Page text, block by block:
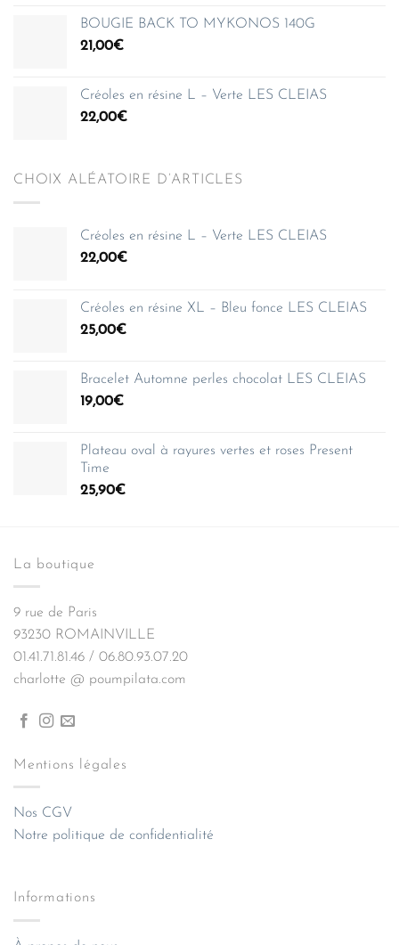
BOUGIE BACK TO MYKONOS 140G
21,00€
Créoles en résine L – Verte LES CLEIAS
22,00€
CHOIX ALÉATOIRE D’ARTICLES
Créoles en résine L – Verte LES CLEIAS
22,00€
Créoles en résine XL – Bleu fonce LES CLEIAS
25,00€
Bracelet Automne perles chocolat LES CLEIAS
19,00€
Plateau oval à rayures vertes et roses Present
Time
25,90€
La boutique
9 rue de Paris
93230 ROMAINVILLE
01.41.71.81.46 / 06.80.93.07.20
charlotte @ poumpilata.com
Mentions légales
Nos CGV
Notre politique de confidentialité
Informations